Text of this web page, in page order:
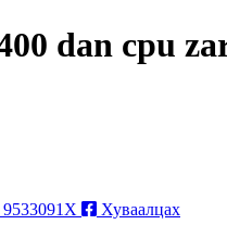
dan cpu
9533091X
Хуваалцах